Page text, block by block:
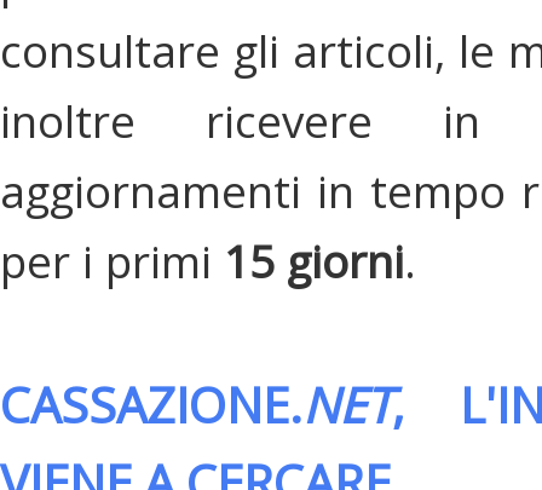
consultare gli articoli, le
inoltre ricevere in
aggiornamenti in tempo
per i primi 15 giorni.
CASSAZIONE.NET,